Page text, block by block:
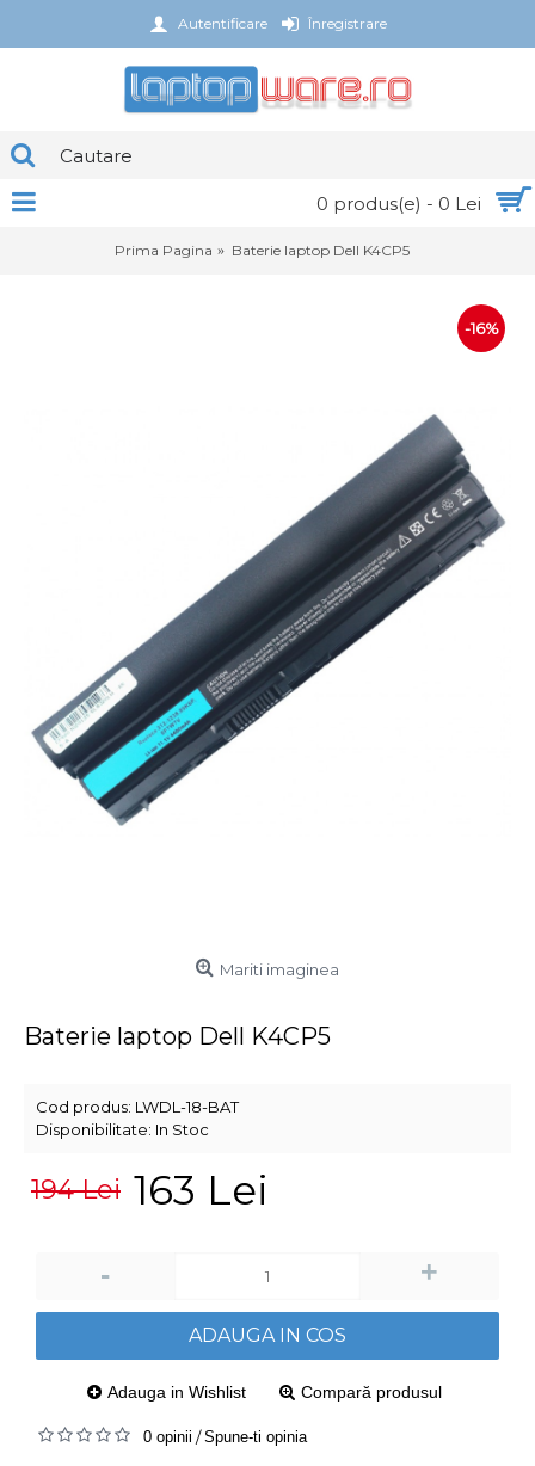
Autentificare Înregistrare
0 produs(e) - 0 Lei
Prima Pagina Baterie laptop Dell K4CP5
-16%
Mariti imaginea
Baterie laptop Dell K4CP5
Cod produs: LWDL-18-BAT
Disponibilitate: In Stoc
194 Lei 163 Lei
- +
ADAUGA IN COS
Adauga in Wishlist Compară produsul
0 opinii /Spune-ti opinia